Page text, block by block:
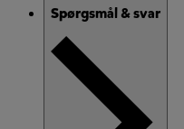
Spørgsmål & svar